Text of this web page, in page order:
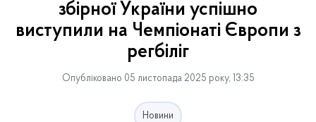
збірної України успішно
виступили на Чемпіонаті Європи з
регбіліг
Опубліковано 05 листопада 2025 року, 13:35
Новини